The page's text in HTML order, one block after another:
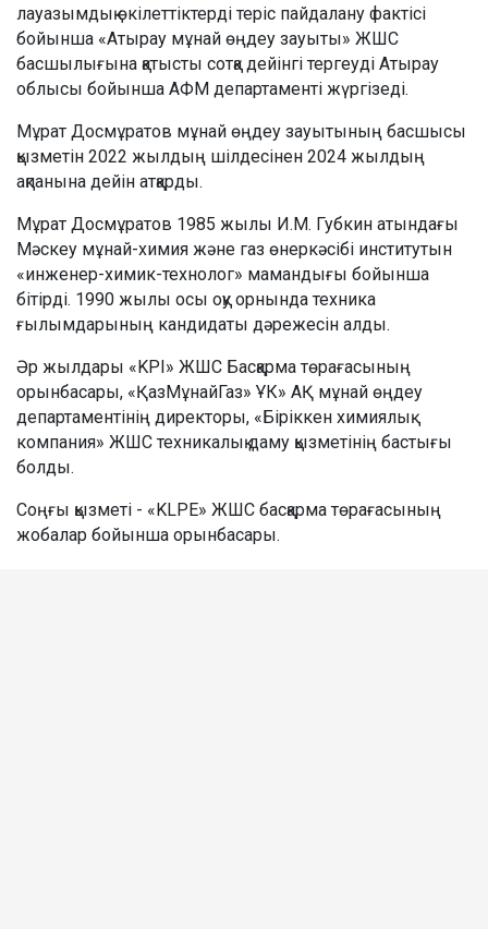
лауазымдық өкілеттіктерді теріс пайдалану фактісі
бойынша «Атырау мұнай өңдеу зауыты» ЖШС
басшылығына қатысты сотқа дейінгі тергеуді Атырау
облысы бойынша АФМ департаменті жүргізеді.
Мұрат Досмұратов мұнай өңдеу зауытының басшысы
қызметін 2022 жылдың шілдесінен 2024 жылдың
ақпанына дейін атқарды.
Мұрат Досмұратов 1985 жылы И.М. Губкин атындағы
Мәскеу мұнай-химия және газ өнеркәсібі институтын
«инженер-химик-технолог» мамандығы бойынша
бітірді. 1990 жылы осы оқу орнында техника
ғылымдарының кандидаты дәрежесін алды.
Әр жылдары «KPI» ЖШС Басқарма төрағасының
орынбасары, «ҚазМұнайГаз» ҰК» АҚ мұнай өңдеу
департаментінің директоры, «Біріккен химиялық
компания» ЖШС техникалық даму қызметінің бастығы
болды.
Соңғы қызметі - «KLPE» ЖШС басқарма төрағасының
жобалар бойынша орынбасары.